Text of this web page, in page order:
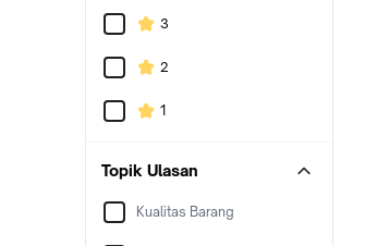
3
2
1
Topik Ulasan
Kualitas Barang